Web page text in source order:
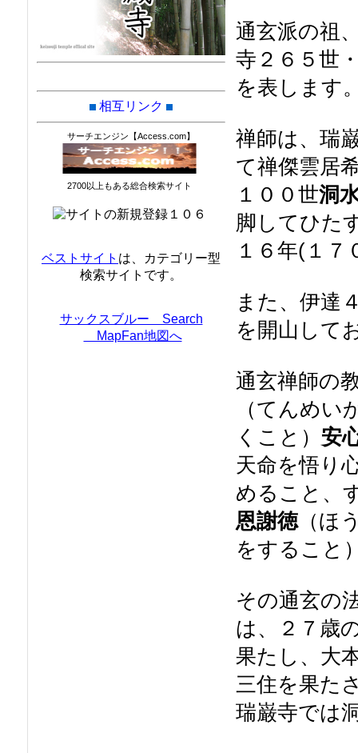
通玄派の祖
寺２６５世
を表します
禅師は、瑞
て禅傑雲居
１００世洞
脚してひた
１６年(１
また、伊達
を開山して
通玄禅師の
（てんめい
くこと） 安
天命を悟り
めること、
恩謝徳（ほ
をすること
その通玄の
は、２７歳
果たし、大
三住を果た
瑞巌寺では
相互リンク
サーチエンジン【Access.com】
2700以上もある総合検索サイト
ベストサイト は、カテゴリー型
検索サイトです。
サックスブルー Search
MapFan地図へ